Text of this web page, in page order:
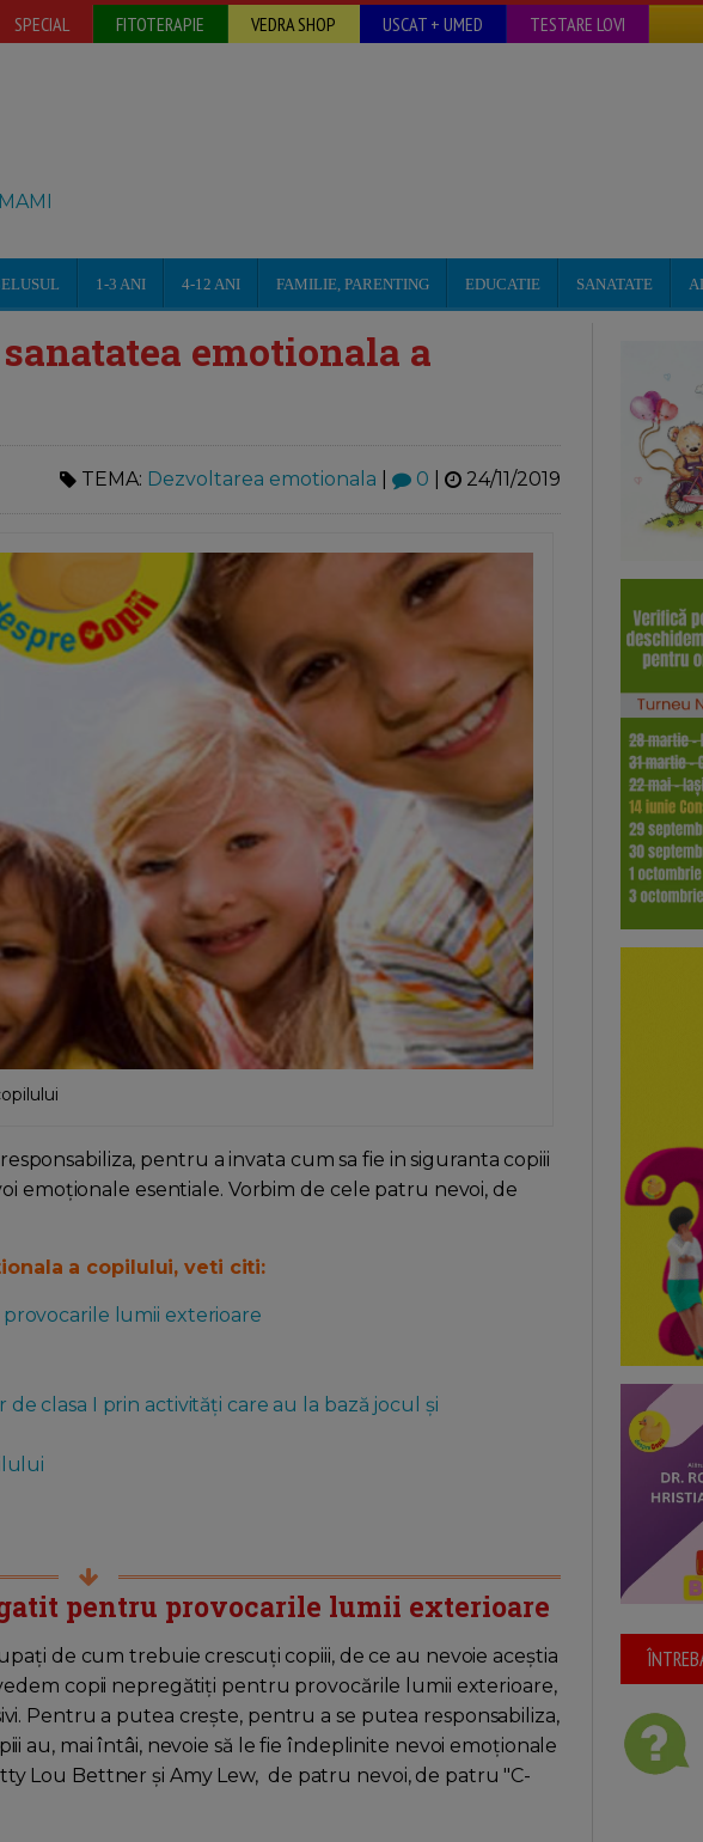
SPECIAL FITOTERAPIE VEDRA SHOP USCAT + UMED TESTARE LOVI
1-3 ANI 4-12 ANI FAMILIE, PARENTING EDUCATIE SANATATE
emotionala a
TEMA: Dezvoltarea emotionala 0 24/11/2019
pentru a invata cum sa fie in siguranta copiii
emoționale esentiale. Vorbim de cele patru nevoi, de
a copilului, veti citi:
lumii exterioare
clasa I prin activități care au la bază jocul și
pentru provocarile lumii exterioare
de cum trebuie crescuți copiii, de ce au nevoie aceştia
copii nepregătiți pentru provocările lumii exterioare,
Pentru a putea crește, pentru a se putea responsabiliza,
au, mai întâi, nevoie să le fie îndeplinite nevoi emoționale
Lou Bettner și Amy Lew, de patru nevoi, de patru "C-